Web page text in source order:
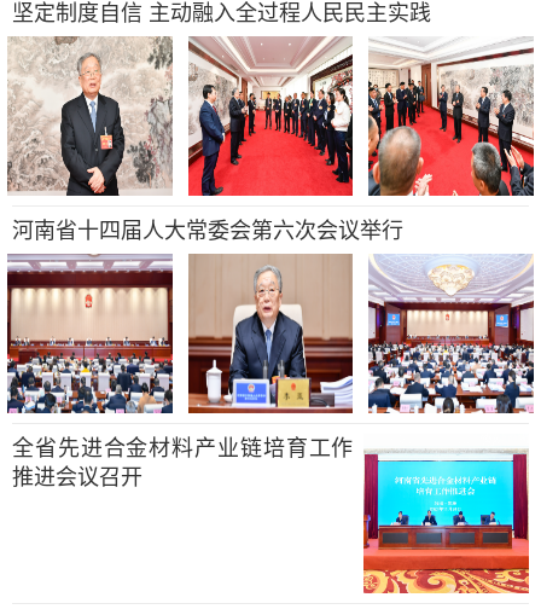
坚定制度自信 主动融入全过程人民民主实践
河南省十四届人大常委会第六次会议举行
全省先进合金材料产业链培育工作
推进会议召开